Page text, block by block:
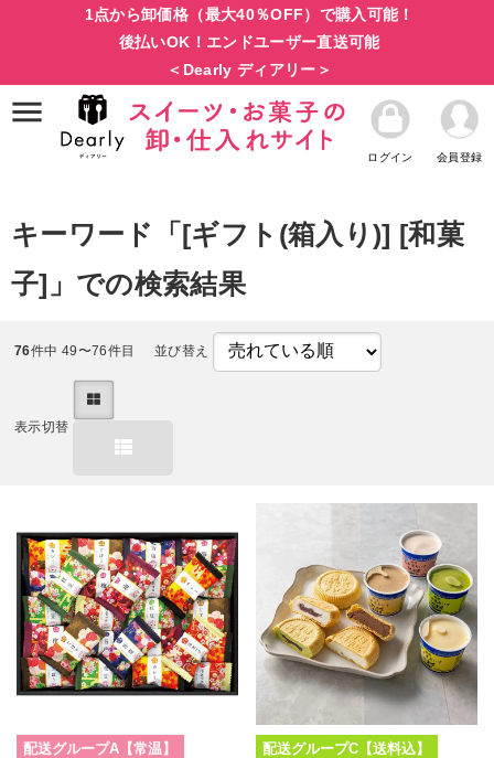
1点から卸価格（最大40％OFF）で購入可能！
後払いOK！エンドユーザー直送可能
＜Dearly ディアリー＞
ログイン 会員登録
キーワード「[ギフト(箱入り)] [和菓
子]」での検索結果
76件中 49〜76件目 並び替え
表示切替
配送グループA【常温】
配送グループC【送料込】